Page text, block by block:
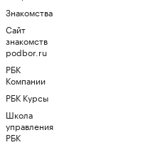
Знакомства
Сайт
знакомств
podbor.ru
РБК
Компании
РБК Курсы
Школа
управления
РБК